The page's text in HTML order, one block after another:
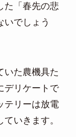
た「春先の悲
いでしょう
いた農機具た
デリケートで
テリーは放電
いきます。